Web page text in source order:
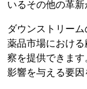
いるその他の革新
ダウンストリー
薬品市場におけ
察を提供できま
影響を与える要因